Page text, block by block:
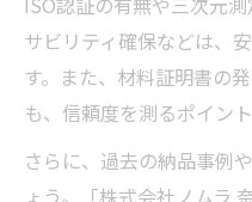
サビリティ確保などは、
す。また、材料証明書の
も、信頼度を測るポイント
さらに、過去の納品事例
ょう。「株式会社ノムラ